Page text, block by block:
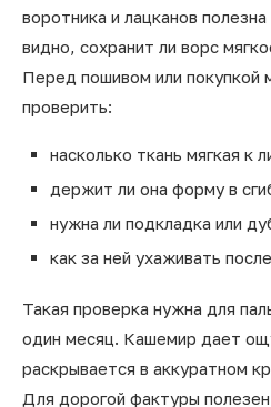
воротника и лацканов
видно, сохранит ли ворс
Перед пошивом или покупкой
проверить:
насколько ткань мягкая к
держит ли она форму в
нужна ли подкладка или
как за ней ухаживать
Такая проверка нужна для
один месяц. Кашемир дает
раскрывается в аккуратном
Для дорогой фактуры